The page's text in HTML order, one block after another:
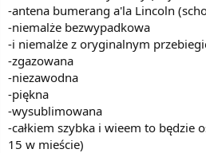
-antena bumerang a'la Lincoln
-niemalże bezwypadkowa
-i niemalże z oryginalnym
-zgazowana
-niezawodna
-piękna
-wysublimowana
-całkiem szybka i wieem to będzie
15 w mieście)